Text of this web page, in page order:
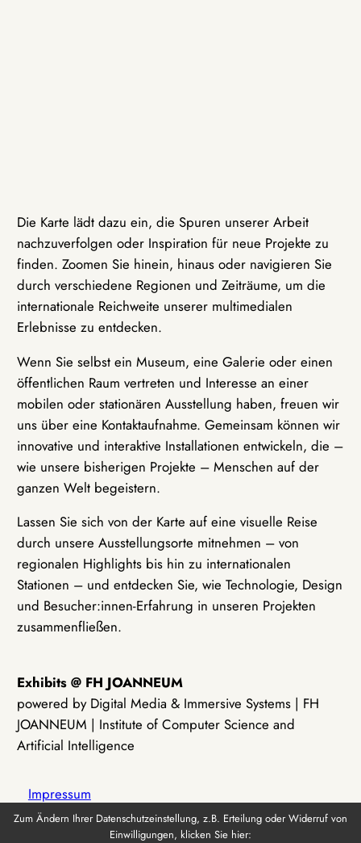
Die Karte lädt dazu ein, die Spuren unserer Arbeit
nachzuverfolgen oder Inspiration für neue Projekte zu
finden. Zoomen Sie hinein, hinaus oder navigieren Sie
durch verschiedene Regionen und Zeiträume, um die
internationale Reichweite unserer multimedialen
Erlebnisse zu entdecken.
Wenn Sie selbst ein Museum, eine Galerie oder einen
öffentlichen Raum vertreten und Interesse an einer
mobilen oder stationären Ausstellung haben, freuen wir
uns über eine Kontaktaufnahme. Gemeinsam können wir
innovative und interaktive Installationen entwickeln, die –
wie unsere bisherigen Projekte – Menschen auf der
ganzen Welt begeistern.
Lassen Sie sich von der Karte auf eine visuelle Reise
durch unsere Ausstellungsorte mitnehmen – von
regionalen Highlights bis hin zu internationalen
Stationen – und entdecken Sie, wie Technologie, Design
und Besucher:innen-Erfahrung in unseren Projekten
zusammenfließen.
Exhibits @ FH JOANNEUM
powered by Digital Media & Immersive Systems | FH
JOANNEUM | Institute of Computer Science and
Artificial Intelligence
Impressum
Zum Ändern Ihrer Datenschutzeinstellung, z.B. Erteilung oder Widerruf von
Einwilligungen, klicken Sie hier: